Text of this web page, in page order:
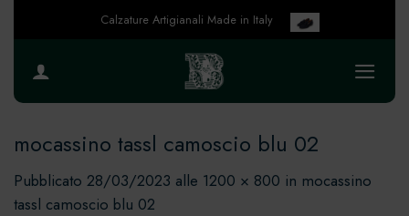
Calzature Artigianali Made in Italy
mocassino tassl camoscio blu 02
Pubblicato 28/03/2023 alle 1200 × 800 in mocassino
tassl camoscio blu 02